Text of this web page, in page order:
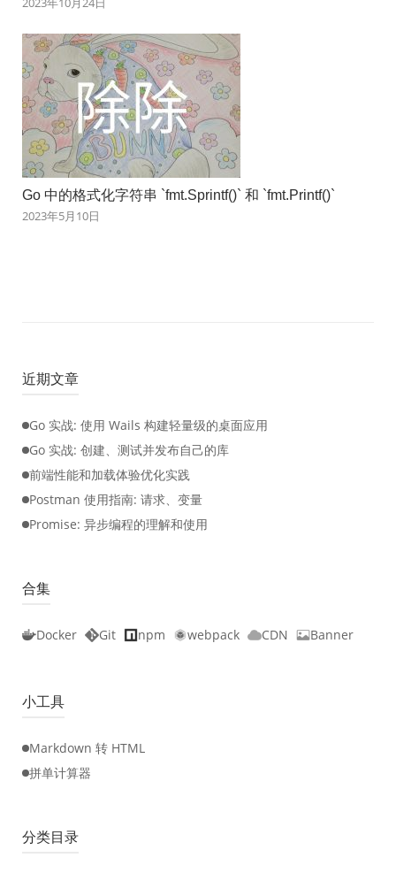
Go 中的格式化字符串 `fmt.Sprintf()` 和 `fmt.Printf()`
2023年5月10日
近期文章
Go 实战: 使用 Wails 构建轻量级的桌面应用
Go 实战: 创建、测试并发布自己的库
前端性能和加载体验优化实践
Postman 使用指南: 请求、变量
Promise: 异步编程的理解和使用
合集
Docker Git npm webpack CDN Banner
小工具
Markdown 转 HTML
拼单计算器
分类目录